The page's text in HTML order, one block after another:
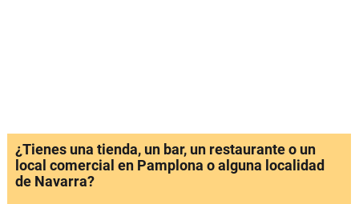
¿Tienes una tienda, un bar, un restaurante o un
local comercial en Pamplona o alguna localidad
de Navarra?